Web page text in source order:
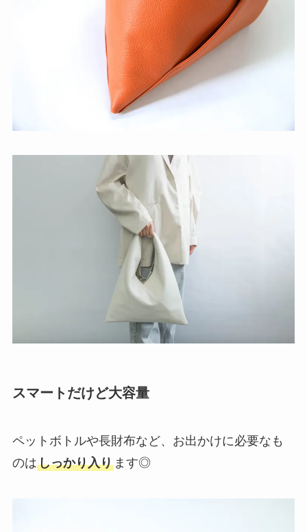
スマートだけど大容量
ペットボトルや長財布など、お出かけに必要なも
のはしっかり入ります◎